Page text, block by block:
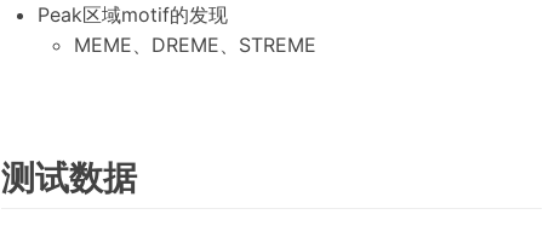
Peak区域motif的发现
MEME、DREME、STREME
测试数据